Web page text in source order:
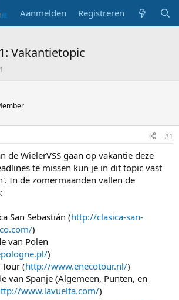
Aanmelden Registreren
Vakantietopic
#1
de WielerVSS gaan op vakantie deze
te missen kun je in dit topic vast
In de zomermaanden vallen de
San Sebastián (http://clasica-san-
)
van Polen
)
(http://www.enecotour.nl/)
van Spanje (Algemeen, Punten, en
www.lavuelta.com/)